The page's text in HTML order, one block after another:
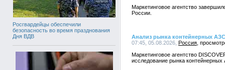
Росгвардейцы обеспечили
безопасность во время празднования
Дня ВДВ
Маркетинговое агентство
России.
Анализ рынка контейнерных
07:45, 05.08.2026, Россия
Маркетинговое агентство
исследование рынка